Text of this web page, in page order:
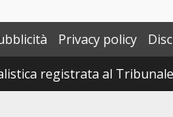
Privacy policy
registrata al